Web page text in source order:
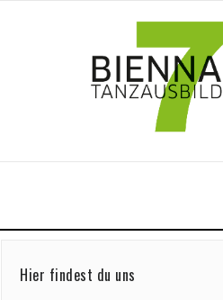
Hier findest du uns